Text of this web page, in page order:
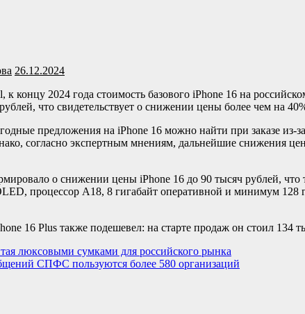
26.12.2024
что свидетельствует о снижении цены более чем на
предложения на iPhone 16 можно найти при заказе из-
согласно экспертным мнениям, дальнейшие снижения
о снижении цены iPhone 16 до 90 тысяч рублей,
процессор A18, 8 гигабайт оперативной и минимум
16 Plus также подешевел: на старте продаж он стоил 134
люксовыми сумками для российского рынка
СПФС пользуются более 580 организаций